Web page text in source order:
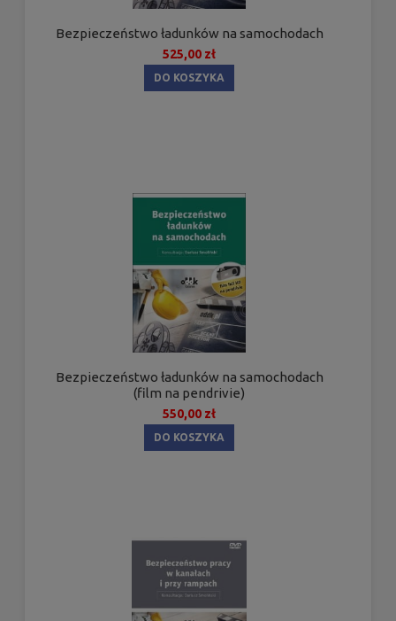
Bezpieczeństwo ładunków na samochodach
525,00 zł
DO KOSZYKA
Bezpieczeństwo ładunków na samochodach
(film na pendrivie)
550,00 zł
DO KOSZYKA